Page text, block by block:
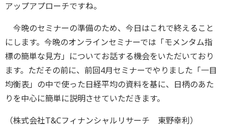
アップアプローチですね。
今晩のセミナーの準備のため、今日はこれで終えること
にします。今晩のオンラインセミナーでは「モメンタム指
標の簡単な見方」についてお話する機会をいただいており
ます。ただその前に、前回4月セミナーでやりました「一目
均衡表」の中で使った日経平均の資料を基に、日柄のあた
りを中心に簡単に説明させていただきます。
（株式会社T&Cフィナンシャルリサーチ 東野幸利）